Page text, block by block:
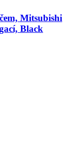
Mitsubishi
Black